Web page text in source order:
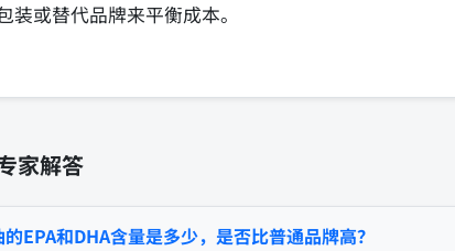
装或替代品牌来平衡成本。
家解答
EPA和DHA含量是多少，是否比普通品牌高？